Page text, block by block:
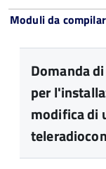
Moduli da
Domanda
per
modifica di